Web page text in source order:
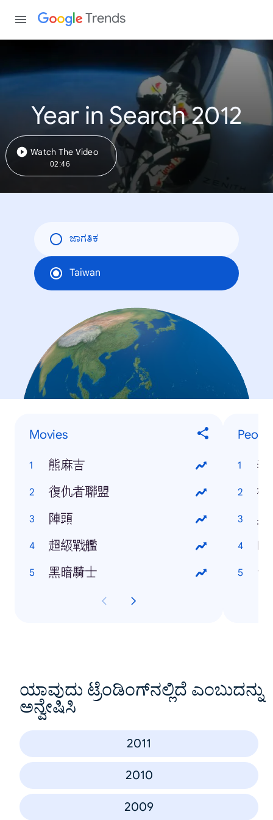
Trends
Year in Search 2012
Watch The Video
02:46
ಜಾಗತಿಕ
Taiwan
Movies
熊麻吉
復仇者聯盟
陣頭
超級戰艦
黑暗騎士
李
林
吳
台
ಯಾವುದು ಟ್ರೆಂಡಿಂಗ್‌ನಲ್ಲಿದೆ ಎಂಬುದನ್ನು
ಅನ್ವೇಷಿಸಿ
2011
2010
2009